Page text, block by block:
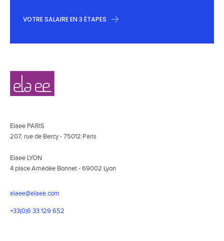
VOTRE SALAIRE EN 3 ÉTAPES
Navigation
secondaire
Elaee
Elaee PARIS
207, rue de Bercy - 75012 Paris
Elaee LYON
4 place Amédée Bonnet - 69002 Lyon
elaee@elaee.com
+33(0)6 33 129 652